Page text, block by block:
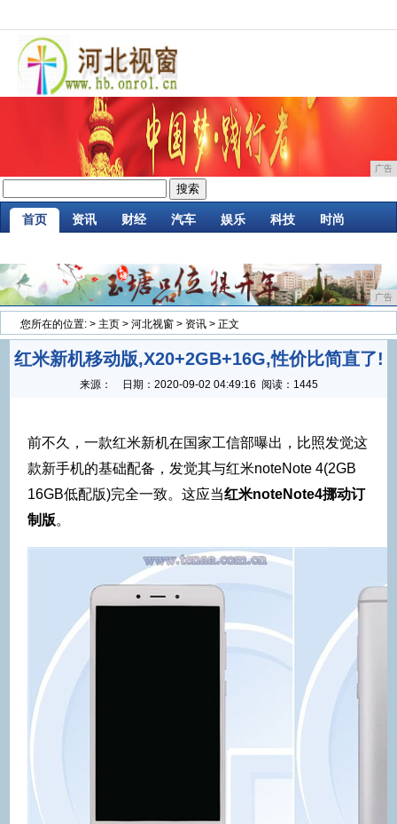
广告
首页 资讯 财经 汽车 娱乐 科技 时尚
广告
您所在的位置: > 主页 > 河北视窗 > 资讯 > 正文
红米新机移动版,X20+2GB+16G,性价比简直了!
来源： 日期： 2020-09-02 04:49:16 阅读：1445
前不久，一款红米新机在国家工信部曝出，比照发觉这
款新手机的基础配备，发觉其与红米noteNote 4(2GB
16GB低配版)完全一致。这应当红米noteNote4挪动订
制版。